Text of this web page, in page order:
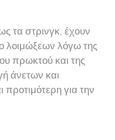
τα στρινγκ, έχουν
λοιμώξεων λόγω της
πρωκτού και της
άνετων και
για την